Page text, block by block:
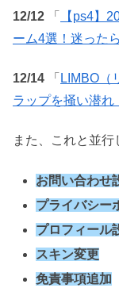
12/12 「
【ps4】
ーム4選！迷った
12/14 「 LIMBO（
ラップを掻い潜れ
また、これと並行
お問い合わせ
プライバシー
プロフィール
スキン変更
免責事項追加